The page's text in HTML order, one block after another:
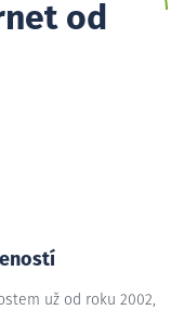
od
už od roku 2002,